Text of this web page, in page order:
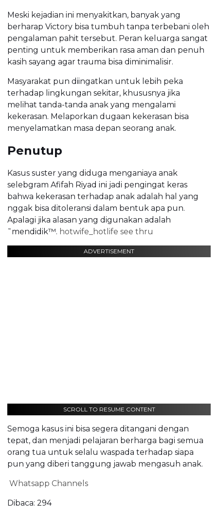
Meski kejadian ini menyakitkan, banyak yang
berharap Victory bisa tumbuh tanpa terbebani oleh
pengalaman pahit tersebut. Peran keluarga sangat
penting untuk memberikan rasa aman dan penuh
kasih sayang agar trauma bisa diminimalisir.
Masyarakat pun diingatkan untuk lebih peka
terhadap lingkungan sekitar, khususnya jika
melihat tanda-tanda anak yang mengalami
kekerasan. Melaporkan dugaan kekerasan bisa
menyelamatkan masa depan seorang anak.
Penutup
Kasus suster yang diduga menganiaya anak
selebgram Afifah Riyad ini jadi pengingat keras
bahwa kekerasan terhadap anak adalah hal yang
nggak bisa ditoleransi dalam bentuk apa pun.
Apalagi jika alasan yang digunakan adalah
˜mendidik™. hotwife_hotlife see thru
ADVERTISEMENT
SCROLL TO RESUME CONTENT
Semoga kasus ini bisa segera ditangani dengan
tepat, dan menjadi pelajaran berharga bagi semua
orang tua untuk selalu waspada terhadap siapa
pun yang diberi tanggung jawab mengasuh anak.
Whatsapp Channels
Dibaca: 294